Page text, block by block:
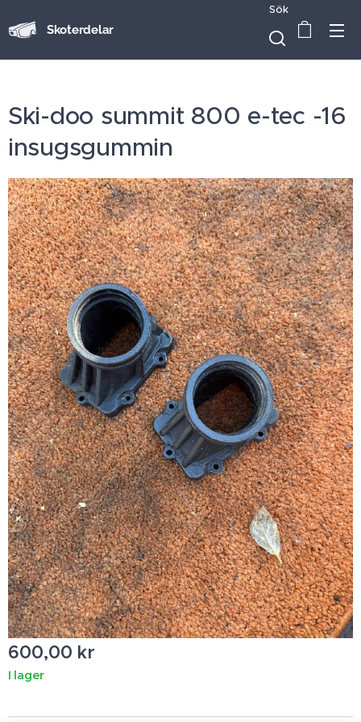
Skoterdelar
Sök
Ski-doo summit 800 e-tec -16
insugsgummin
600,00 kr
I lager